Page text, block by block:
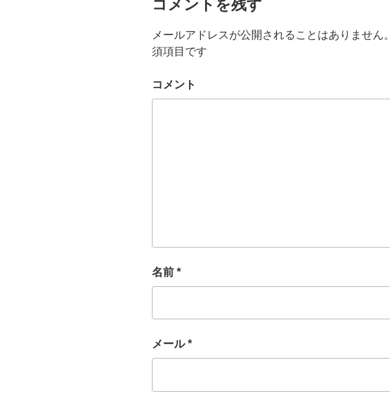
コメントを残す
メールアドレスが公開されることはありません。
須項目です
コメント
名前 *
メール*